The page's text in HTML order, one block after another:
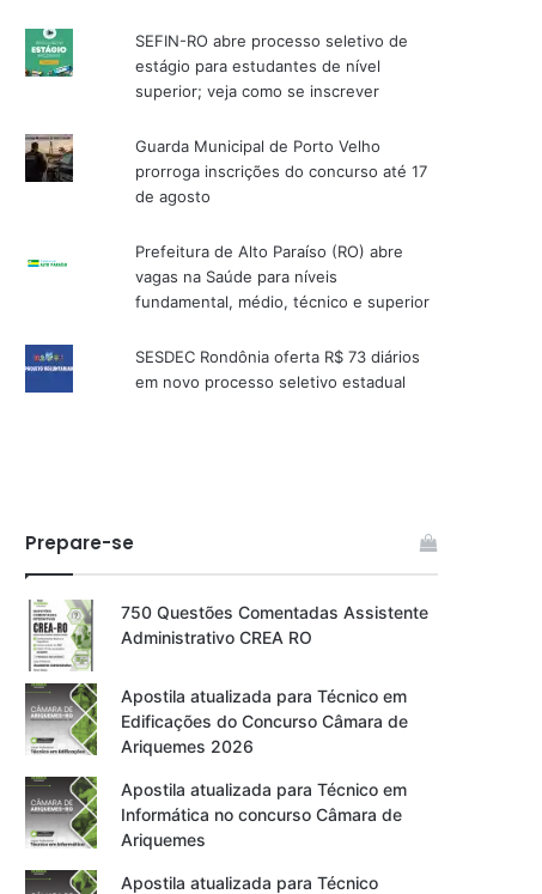
SEFIN-RO abre processo seletivo de
estágio para estudantes de nível
superior; veja como se inscrever
Guarda Municipal de Porto Velho
prorroga inscrições do concurso até 17
de agosto
Prefeitura de Alto Paraíso (RO) abre
vagas na Saúde para níveis
fundamental, médio, técnico e superior
SESDEC Rondônia oferta R$ 73 diários
em novo processo seletivo estadual
Prepare-se
750 Questões Comentadas Assistente
Administrativo CREA RO
Apostila atualizada para Técnico em
Edificações do Concurso Câmara de
Ariquemes 2026
Apostila atualizada para Técnico em
Informática no concurso Câmara de
Ariquemes
Apostila atualizada para Técnico